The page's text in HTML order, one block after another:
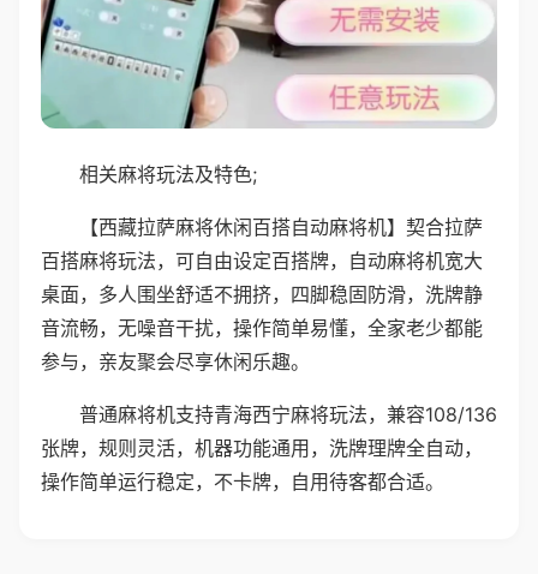
相关麻将玩法及特色;
【西藏拉萨麻将休闲百搭自动麻将机】契合拉萨
百搭麻将玩法，可自由设定百搭牌，自动麻将机宽大
桌面，多人围坐舒适不拥挤，四脚稳固防滑，洗牌静
音流畅，无噪音干扰，操作简单易懂，全家老少都能
参与，亲友聚会尽享休闲乐趣。
普通麻将机支持青海西宁麻将玩法，兼容108/136
张牌，规则灵活，机器功能通用，洗牌理牌全自动，
操作简单运行稳定，不卡牌，自用待客都合适。